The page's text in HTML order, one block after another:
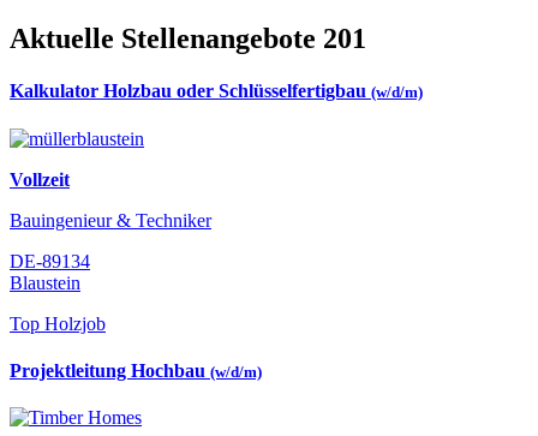
Aktuelle Stellenangebote 201
Kalkulator Holzbau oder Schlüsselfertigbau (w/d/m)
Vollzeit
Bauingenieur & Techniker
DE-89134
Blaustein
Top Holzjob
Projektleitung Hochbau (w/d/m)